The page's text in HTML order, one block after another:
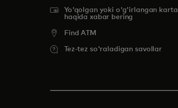
Yo'qolgan yoki o'g'irlangan karta
haqida xabar bering
Find ATM
Tez-tez so'raladigan savollar